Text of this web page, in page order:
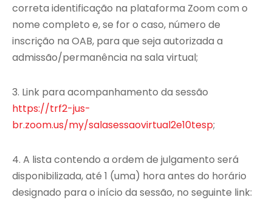
correta identificação na plataforma Zoom com o
nome completo e, se for o caso, número de
inscrição na OAB, para que seja autorizada a
admissão/permanência na sala virtual;
3. Link para acompanhamento da sessão
https://trf2-jus-
br.zoom.us/my/salasessaovirtual2e10tesp;
4. A lista contendo a ordem de julgamento será
disponibilizada, até 1 (uma) hora antes do horário
designado para o início da sessão, no seguinte link: